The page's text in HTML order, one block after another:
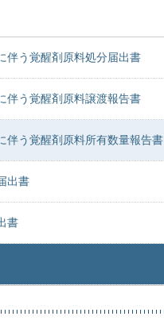
伴う覚醒剤原料処分届出書
伴う覚醒剤原料譲渡報告書
伴う覚醒剤原料所有数量報告書
出書
書